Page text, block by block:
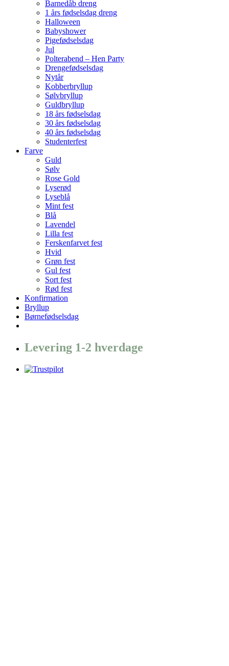
Barnedåb dreng
1 års fødselsdag dreng
Halloween
Babyshower
Pigefødselsdag
Jul
Polterabend – Hen Party
Drengefødselsdag
Nytår
Kobberbryllup
Sølvbryllup
Guldbryllup
18 års fødselsdag
30 års fødselsdag
40 års fødselsdag
Studenterfest
Farve
Guld
Sølv
Rose Gold
Lyserød
Lyseblå
Mint fest
Blå
Lavendel
Lilla fest
Ferskenfarvet fest
Hvid
Grøn fest
Gul fest
Sort fest
Rød fest
Konfirmation
Bryllup
Børnefødselsdag
Levering 1-2 hverdage